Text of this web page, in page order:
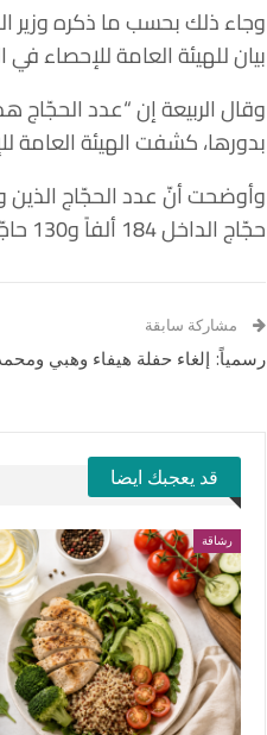
وجاء ذلك بحسب ما ذكره وزير
بيان للهيئة العامة للإحصاء
وقال الربيعة إن “عدد الحجّاج هذا العام بلغ مليوناً
بدورها، كشفت الهيئة العامة
حجّاج الداخل 184 ألفاً و130 حاجّاً من مواطنين ومقيمين على أرضها.
مشاركة سابقة
رسمياً: إلغاء حفلة هيفاء وهبي
قد يعجبك ايضا
رشاقة